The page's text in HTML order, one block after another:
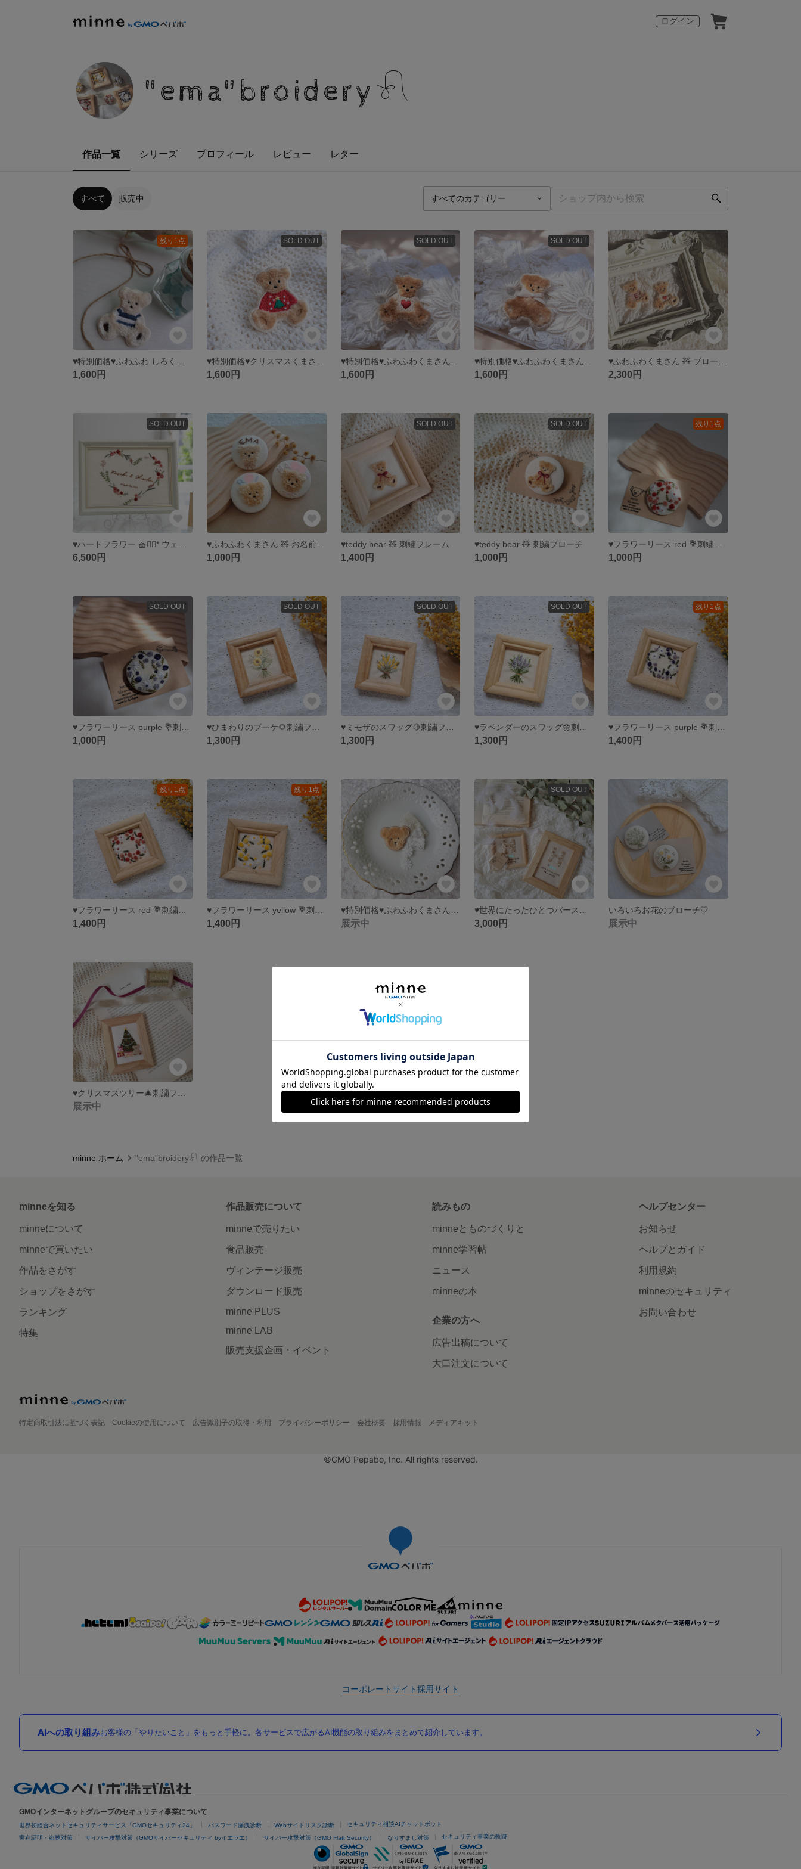
ログイン
"ema"broidery𓍯
作品一覧 シリーズ プロフィール レビュー レター
すべて 販売中
残り1点
1,600円
SOLD OUT
1,600円
SOLD OUT
1,600円
SOLD OUT
1,600円 2,300円
SOLD OUT
6,500円
♥ふわふわくまさん 🧸 お名前バッチ セミオーダー
1,000円
SOLD OUT
♥teddy bear 🧸 刺繍フレーム
1,400円
SOLD OUT
♥teddy bear 🧸 刺繍ブローチ
1,000円
残り1点
1,000円
SOLD OUT
1,000円
SOLD OUT
1,300円
SOLD OUT
1,300円
SOLD OUT
1,300円
残り1点
1,400円
残り1点
1,400円
残り1点
1,400円 展示中
SOLD OUT
3,000円
いろいろお花のブローチ🤍
展示中
展示中
minne ホーム "ema"broidery𓍯 の作品一覧
minneを知る
minneについて
minneで買いたい
作品をさがす
ショップをさがす
ランキング
特集
作品販売について
minneで売りたい
食品販売
ヴィンテージ販売
ダウンロード販売
minne PLUS
minne LAB
販売支援企画・イベント
読みもの
minneとものづくりと
minne学習帖
ニュース
minneの本
企業の方へ
広告出稿について
大口注文について
ヘルプセンター
お知らせ
ヘルプとガイド
利用規約
minneのセキュリティ
お問い合わせ
特定商取引法に基づく表記 Cookieの使用について 広告識別子の取得・利用 プライバシーポリシー 会社概要 採用情報 メディアキット
©GMO Pepabo, Inc. All rights reserved.
コーポレートサイト採用サイト
AIへの取り組みお客様の「やりたいこと」をもっと手軽に。各サービスで広がるAI機能の取り組みをまとめて紹介しています。
GMOインターネットグループのセキュリティ事業について
世界初総合ネットセキュリティサービス「GMOセキュリティ24」 パスワード漏洩診断 Webサイトリスク診断 セキュリティ相談AIチャットボット
実在証明・盗聴対策 サイバー攻撃対策（GMOサイバーセキュリティ byイエラエ） サイバー攻撃対策（GMO Flatt Security） なりすまし対策 セキュリティ事業の軌跡